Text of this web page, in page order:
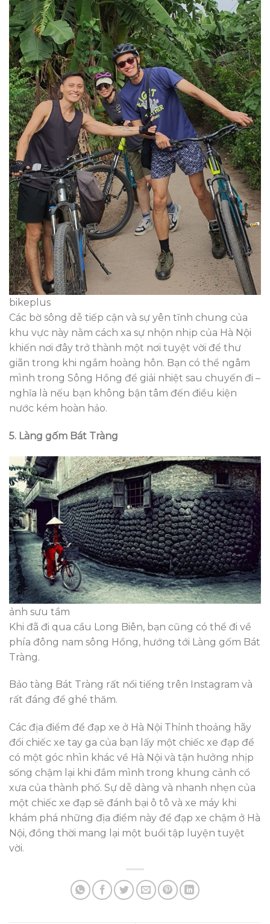
bikeplus
Các bờ sông dễ tiếp cận và sự yên tĩnh chung của
khu vực này nằm cách xa sự nhộn nhịp của Hà Nội
khiến nơi đây trở thành một nơi tuyệt vời để thư
giãn trong khi ngắm hoàng hôn. Bạn có thể ngâm
mình trong Sông Hồng để giải nhiệt sau chuyến đi –
nghĩa là nếu bạn không bận tâm đến điều kiện
nước kém hoàn hảo.
5. Làng gốm Bát Tràng
ảnh sưu tầm
Khi đã đi qua cầu Long Biên, bạn cũng có thể đi về
phía đông nam sông Hồng, hướng tới Làng gốm Bát
Tràng.
Bảo tàng Bát Tràng rất nổi tiếng trên Instagram và
rất đáng để ghé thăm.
Các địa điểm để đạp xe ở Hà Nội Thỉnh thoảng hãy
đổi chiếc xe tay ga của bạn lấy một chiếc xe đạp để
có một góc nhìn khác về Hà Nội và tận hưởng nhịp
sống chậm lại khi đắm mình trong khung cảnh cổ
xưa của thành phố. Sự dễ dàng và nhanh nhẹn của
một chiếc xe đạp sẽ đánh bại ô tô và xe máy khi
khám phá những địa điểm này để đạp xe chậm ở Hà
Nội, đồng thời mang lại một buổi tập luyện tuyệt
vời.